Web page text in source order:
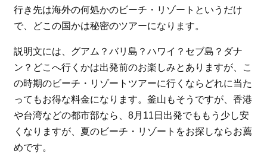
行き先は海外の何処かのビーチ・リゾートというだけ
で、どこの国かは秘密のツアーになります。
説明文には、グアム？バリ島？ハワイ？セブ島？ダナ
ン？どこへ行くかは出発前のお楽しみとありますが、こ
の時期のビーチ・リゾートツアーに行くならどれに当た
ってもお得な料金になります。釜山もそうですが、香港
や台湾などの都市部なら、8月11日出発でももう少し安
くなりますが、夏のビーチ・リゾートをお探しならお薦
めです。